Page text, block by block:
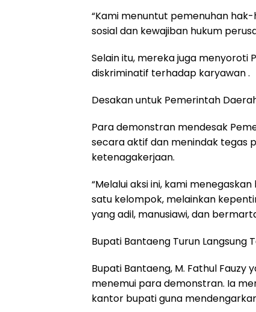
“Kami menuntut pemenuhan
sosial dan kewajiban hukum
Selain itu, mereka juga menyoroti
diskriminatif terhadap karyawan .
Desakan untuk Pemerintah
Para demonstran mendesak
secara aktif dan menindak tegas
ketenagakerjaan.
“Melalui aksi ini, kami
satu kelompok, melainkan
yang adil, manusiawi, dan
Bupati Bantaeng Turun Langsung
Bupati Bantaeng, M. Fathul Fauzy
menemui para demonstran. Ia
kantor bupati guna